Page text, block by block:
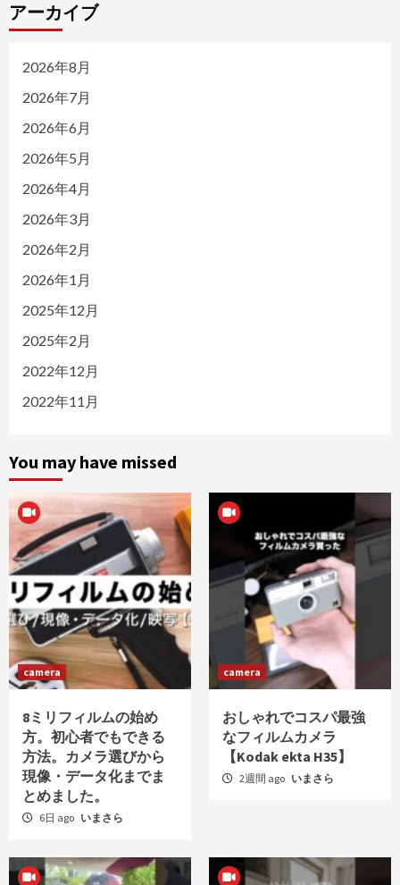
アーカイブ
2026年8月
2026年7月
2026年6月
2026年5月
2026年4月
2026年3月
2026年2月
2026年1月
2025年12月
2025年2月
2022年12月
2022年11月
You may have missed
camera
8ミリフィルムの始め
方。初心者でもできる
方法。カメラ選びから
現像・データ化までま
とめました。
6日 ago いまさら
camera
おしゃれでコスパ最強
なフィルムカメラ
【Kodak ekta H35】
2週間 ago いまさら